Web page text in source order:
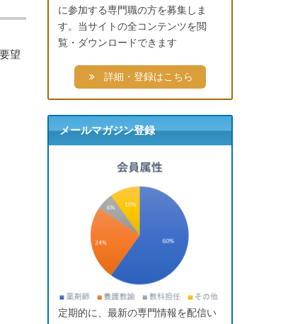
望
に参加する専門職の方を募集しま
す。当サイトの全コンテンツを閲
覧・ダウンロードできます
詳細・登録はこちら
メールマガジン登録
定期的に、最新の専門情報を配信い